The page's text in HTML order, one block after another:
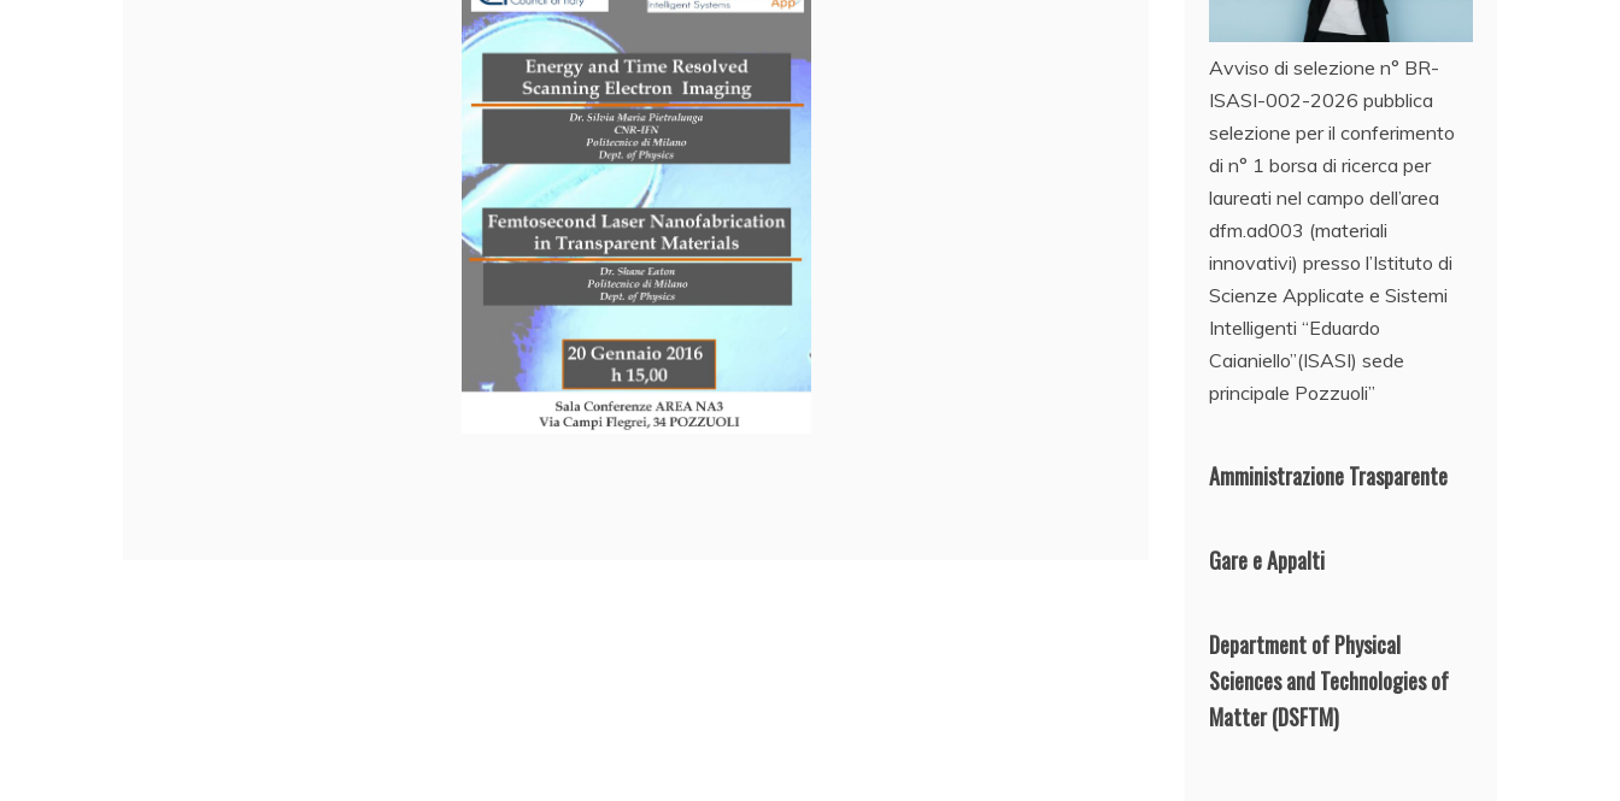
Avviso di selezione n° BR-
ISASI-002-2026 pubblica
selezione per il conferimento
di n° 1 borsa di ricerca per
laureati nel campo dell’area
dfm.ad003 (materiali
innovativi) presso l’Istituto di
Scienze Applicate e Sistemi
Intelligenti “Eduardo
Caianiello”(ISASI) sede
principale Pozzuoli”
Amministrazione Trasparente
Gare e Appalti
Department of Physical
Sciences and Technologies of
Matter(DSFTM)